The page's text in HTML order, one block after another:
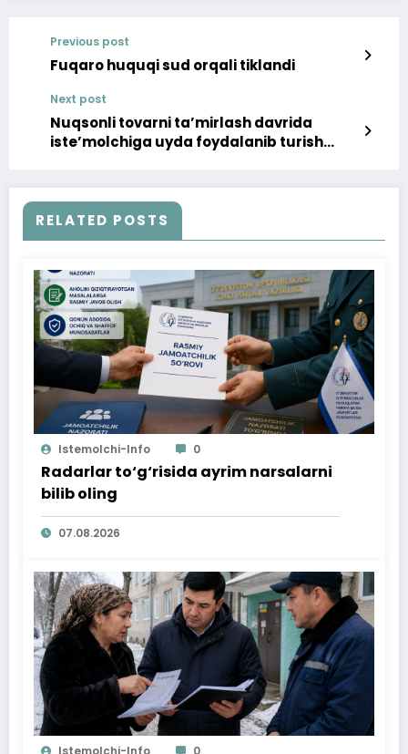
Previous post
Fuqaro huquqi sud orqali tiklandi
Next post
Nuqsonli tovarni taʼmirlash davrida
isteʼmolchiga uyda foydalanib turish
RELATED POSTS
Istemolchi-Info 0
Radarlar to‘g‘risida ayrim narsalarni
bilib oling
07.08.2026